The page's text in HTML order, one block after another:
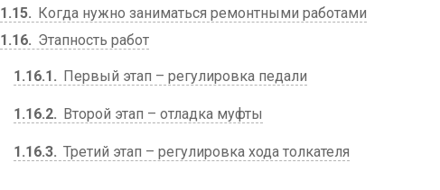
1.15
Когда нужно заниматься ремонтными работами
1.16
Этапность работ
1.16.1 Первый этап – регулировка педали
1.16.2 Второй этап – отладка муфты
1.16.3 Третий этап – регулировка хода толкателя